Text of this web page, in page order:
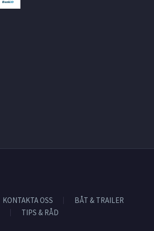
KONTAKTA OSS
BÅT & TRAILER
TIPS & RÅD